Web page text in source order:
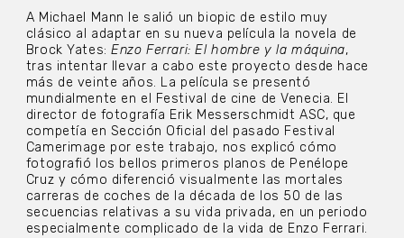
A Michael Mann le salió un biopic de estilo muy
clásico al adaptar en su nueva película la novela de
Brock Yates:Enzo Ferrari: El hombre y la máquina,
tras intentar llevar a cabo este proyecto desde hace
más de veinte años. La película se presentó
mundialmente en el Festival de cine de Venecia. El
director de fotografía Erik Messerschmidt ASC, que
competía en Sección Oficial del pasado Festival
Camerimage por este trabajo, nos explicó cómo
fotografió los bellos primeros planos de Penélope
Cruz y cómo diferenció visualmente las mortales
carreras de coches de la década de los 50 de las
secuencias relativas a su vida privada, en un periodo
especialmente complicado de la vida de Enzo Ferrari.